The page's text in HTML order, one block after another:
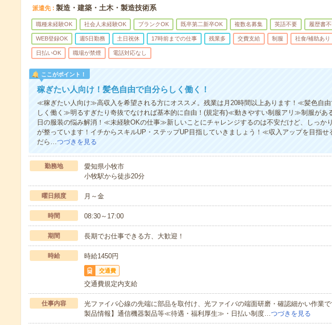
派遣先 製造・建築・土木・製造技術系
職種未経験OK 社会人未経験OK ブランクOK 既卒第二新卒OK 複数名募集 英語不要 履歴書
WEB登録OK 週5日勤務 土日祝休 17時前までの仕事 残業多 交費支給 制服 社食/補助あり
日払いOK 職場が禁煙 電話対応なし
ここがポイント！
稼ぎたい人向け！髪色自由で自分らしく働く！
≪稼ぎたい人向け≫高収入を希望される方にオススメ。残業は月20時間以上あります！≪髪色自由
しく働く≫明るすぎたり奇抜でなければ基本的に自由！(規定有)≪動きやすい制服アリ≫制服があ
日の服装の悩み解消！≪未経験OKの仕事≫新しいことにチャレンジするのは不安だけど、しっか
が整っています！イチからスキルUP・ステップUP目指していきましょう！≪収入アップを目指
だら…つづきを見る
勤務地
愛知県小牧市
小牧駅から徒歩20分
曜日頻度 月～金
時間 08:30～17:00
期間 長期でお仕事できる方、大歓迎！
時給 時給1450円
交通費
交通費規定内支給
仕事内容
光ファイバ心線の先端に部品を取付け、光ファイバの端面研磨・確認細かい作業
製品情報】通信機器製品等≪待遇・福利厚生≫・日払い制度…つづきを見る